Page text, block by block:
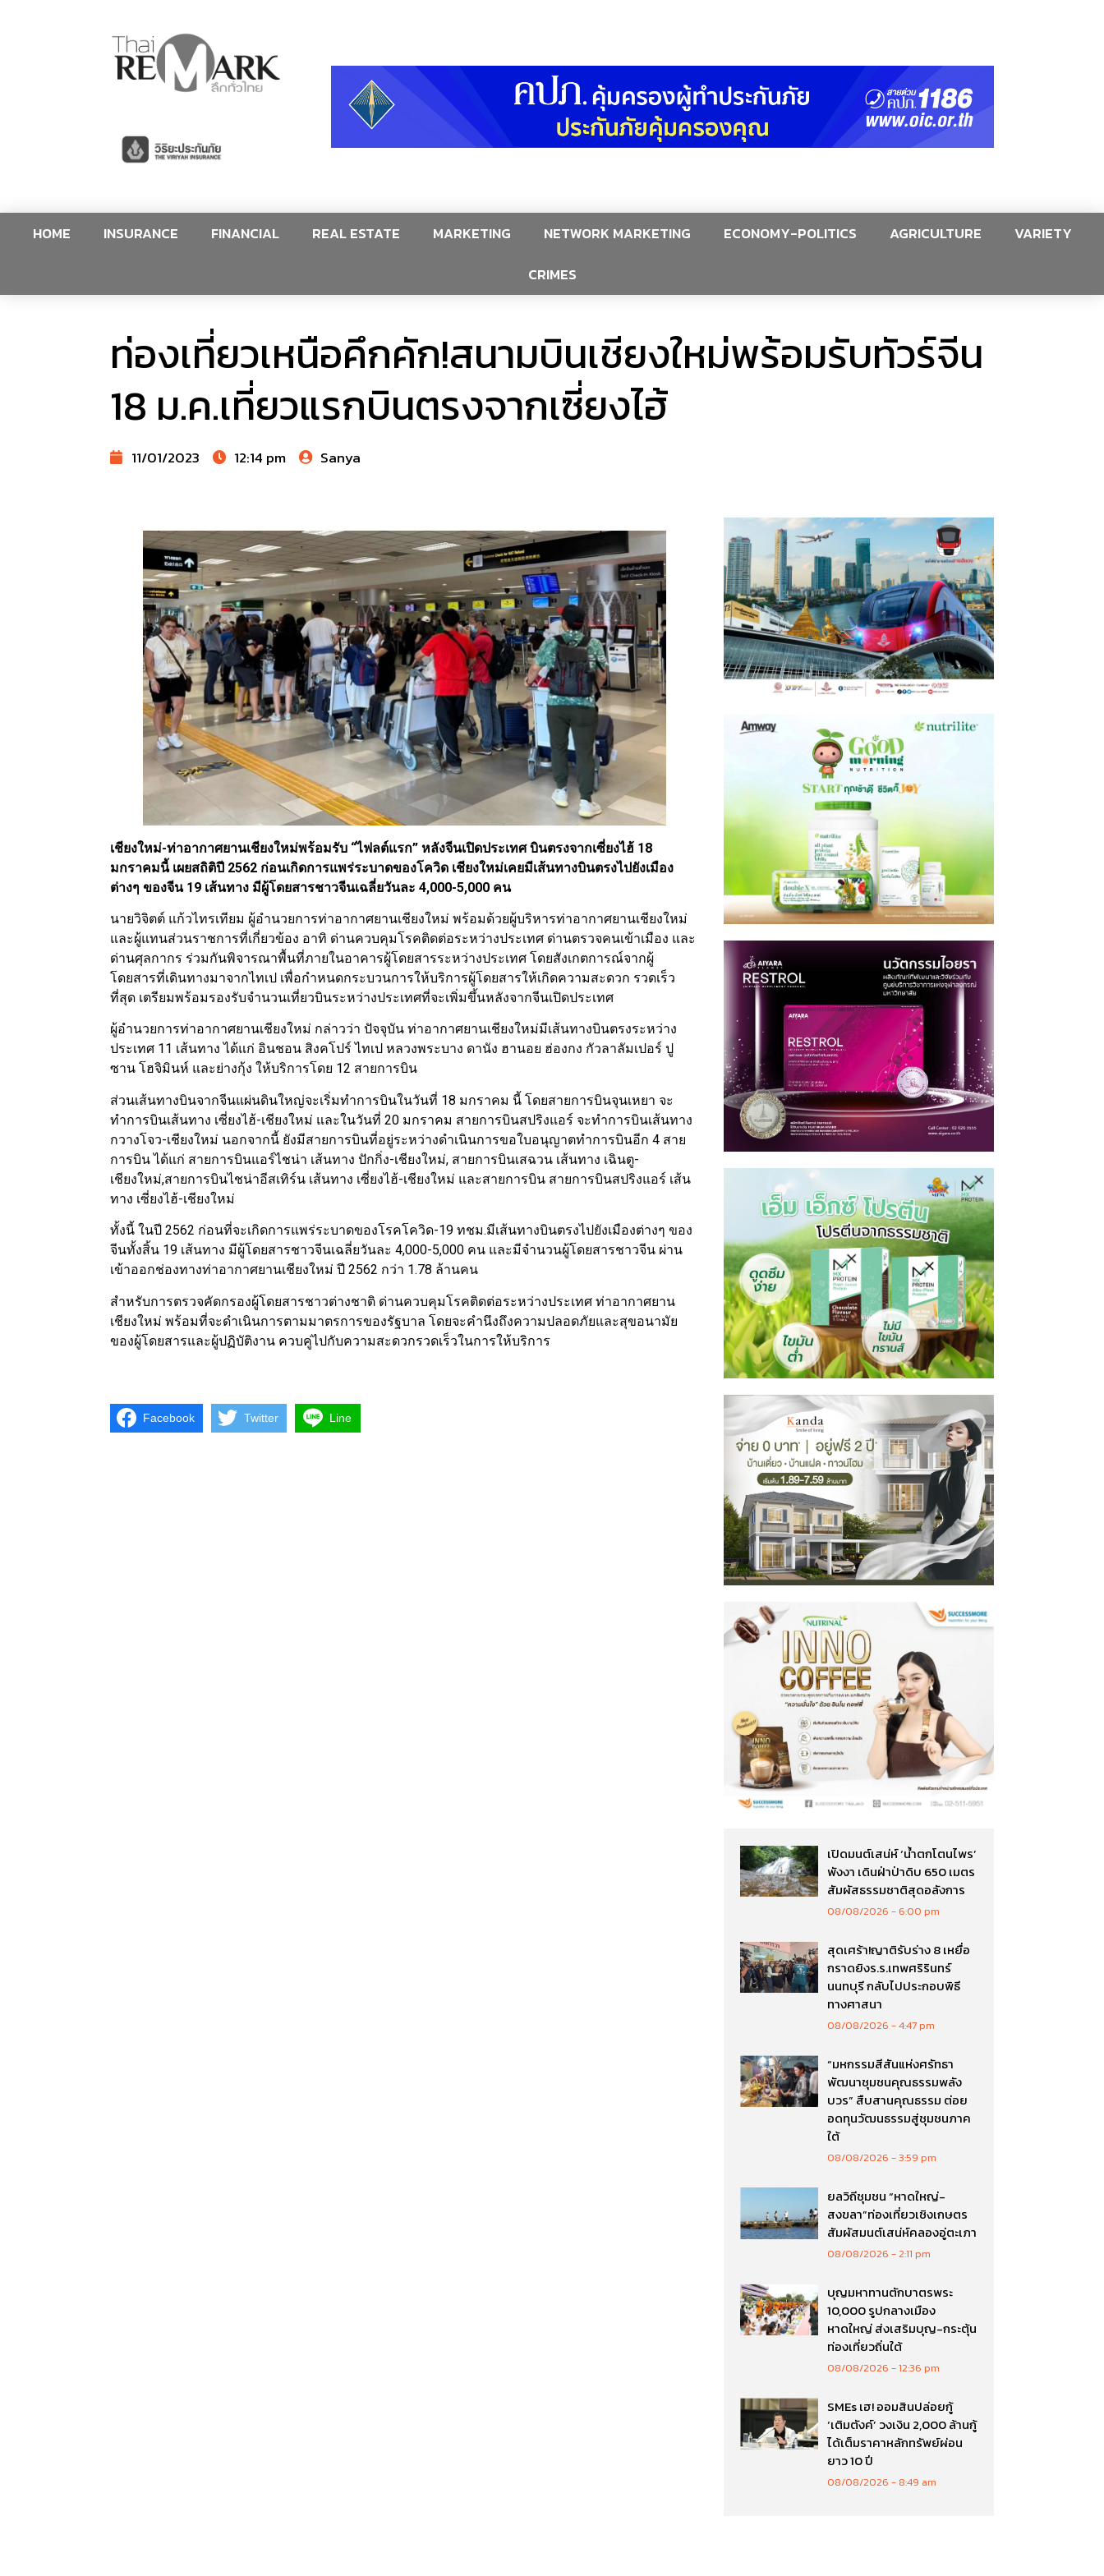
HOME INSURANCE FINANCIAL REAL ESTATE MARKETING NETWORK MARKETING ECONOMY-POLITICS AGRICULTURE
VARIETY
CRIMES
ท่องเที่ยวเหนือคึกคัก!สนามบินเชียงใหม่พร้อมรับทัวร์จีน
18 ม.ค.เที่ยวแรกบินตรงจากเซี่ยงไฮ้
11/01/2023 12:14 pm Sanya
เชียงใหม่-ท่าอากาศยานเชียงใหม่พร้อมรับ “ไฟลต์แรก” หลังจีนเปิดประเทศ บินตรงจากเซี่ยงไฮ้ 18
มกราคมนี้ เผยสถิติปี 2562 ก่อนเกิดการแพร่ระบาดของโควิด เชียงใหม่เคยมีเส้นทางบินตรงไปยังเมือง
ต่างๆ ของจีน 19 เส้นทาง มีผู้โดยสารชาวจีนเฉลี่ยวันละ 4,000-5,000 คน
นายวิจิตต์ แก้วไทรเทียม ผู้อำนวยการท่าอากาศยานเชียงใหม่ พร้อมด้วยผู้บริหารท่าอากาศยานเชียงใหม่
และผู้แทนส่วนราชการที่เกี่ยวข้อง อาทิ ด่านควบคุมโรคติดต่อระหว่างประเทศ ด่านตรวจคนเข้าเมือง และ
ด่านศุลกากร ร่วมกันพิจารณาพื้นที่ภายในอาคารผู้โดยสารระหว่างประเทศ โดยสังเกตการณ์จากผู้
โดยสารที่เดินทางมาจากไทเป เพื่อกำหนดกระบวนการให้บริการผู้โดยสารให้เกิดความสะดวก รวดเร็ว
ที่สุด เตรียมพร้อมรองรับจำนวนเที่ยวบินระหว่างประเทศที่จะเพิ่มขึ้นหลังจากจีนเปิดประเทศ
ผู้อำนวยการท่าอากาศยานเชียงใหม่ กล่าวว่า ปัจจุบัน ท่าอากาศยานเชียงใหม่มีเส้นทางบินตรงระหว่าง
ประเทศ 11 เส้นทาง ได้แก่ อินชอน สิงคโปร์ ไทเป หลวงพระบาง ดานัง ฮานอย ฮ่องกง กัวลาลัมเปอร์ ปู
ซาน โฮจิมินห์ และย่างกุ้ง ให้บริการโดย 12 สายการบิน
ส่วนเส้นทางบินจากจีนแผ่นดินใหญ่จะเริ่มทำการบินในวันที่ 18 มกราคม นี้ โดยสายการบินจุนเหยา จะ
ทำการบินเส้นทาง เซี่ยงไฮ้-เชียงใหม่ และในวันที่ 20 มกราคม สายการบินสปริงแอร์ จะทำการบินเส้นทาง
กวางโจว-เชียงใหม่ นอกจากนี้ ยังมีสายการบินที่อยู่ระหว่างดำเนินการขอใบอนุญาตทำการบินอีก 4 สาย
การบิน ได้แก่ สายการบินแอร์ไชน่า เส้นทาง ปักกิ่ง-เชียงใหม่, สายการบินเสฉวน เส้นทาง เฉินตู-
เชียงใหม่,สายการบินไชน่าอีสเทิร์น เส้นทาง เซี่ยงไฮ้-เชียงใหม่ และสายการบิน สายการบินสปริงแอร์ เส้น
ทาง เซี่ยงไฮ้-เชียงใหม่
ทั้งนี้ ในปี 2562 ก่อนที่จะเกิดการแพร่ระบาดของโรคโควิด-19 ทชม.มีเส้นทางบินตรงไปยังเมืองต่างๆ ของ
จีนทั้งสิ้น 19 เส้นทาง มีผู้โดยสารชาวจีนเฉลี่ยวันละ 4,000-5,000 คน และมีจำนวนผู้โดยสารชาวจีน ผ่าน
เข้าออกช่องทางท่าอากาศยานเชียงใหม่ ปี 2562 กว่า 1.78 ล้านคน
สำหรับการตรวจคัดกรองผู้โดยสารชาวต่างชาติ ด่านควบคุมโรคติดต่อระหว่างประเทศ ท่าอากาศยาน
เชียงใหม่ พร้อมที่จะดำเนินการตามมาตรการของรัฐบาล โดยจะคำนึงถึงความปลอดภัยและสุขอนามัย
ของผู้โดยสารและผู้ปฏิบัติงาน ควบคู่ไปกับความสะดวกรวดเร็วในการให้บริการ
Facebook Twitter Line
เปิดมนต์เสน่ห์ ‘น้ำตกโตนไพร’
พังงา เดินฝ่าป่าดิบ 650 เมตร
สัมผัสธรรมชาติสุดอลังการ
08/08/2026 6:00 pm
สุดเศร้า!ญาติรับร่าง 8 เหยื่อ
กราดยิงร.ร.เทพศริรินทร์
นนทบุรี กลับไปประกอบพิธี
ทางศาสนา
08/08/2026 4:47 pm
“มหกรรมสีสันแห่งศรัทธา
พัฒนาชุมชนคุณธรรมพลัง
บวร” สืบสานคุณธรรม ต่อย
อดทุนวัฒนธรรมสู่ชุมชนภาค
ใต้
08/08/2026 3:59 pm
ยลวิถีชุมชน “หาดใหญ่-
สงขลา”ท่องเที่ยวเชิงเกษตร
สัมผัสมนต์เสน่ห์คลองอู่ตะเภา
08/08/2026 2:11 pm
บุญมหาทานตักบาตรพระ
10,000 รูปกลางเมือง
หาดใหญ่ ส่งเสริมบุญ-กระตุ้น
ท่องเที่ยวถิ่นใต้
08/08/2026 12:36 pm
SMEs เฮ! ออมสินปล่อยกู้
‘เติมตังค์’ วงเงิน 2,000 ล้านกู้
ได้เต็มราคาหลักทรัพย์ผ่อน
ยาว 10 ปี
08/08/2026 8:49 am